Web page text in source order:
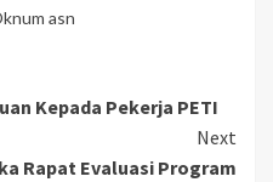
asn
Kepada Pekerja PETI
Next
Rapat Evaluasi Program